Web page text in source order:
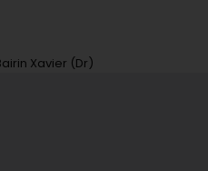
Xavier (Dr)